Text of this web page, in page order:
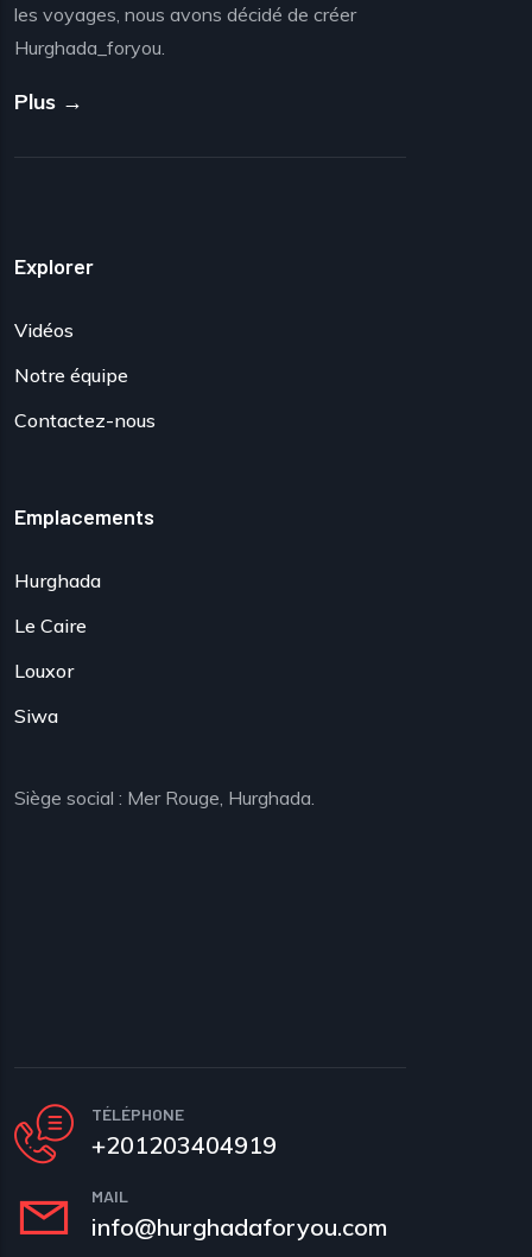
les voyages, nous avons décidé de créer
Hurghada_foryou.
Plus →
Explorer
Vidéos
Notre équipe
Contactez-nous
Emplacements
Hurghada
Le Caire
Louxor
Siwa
Siège social : Mer Rouge, Hurghada.
TÉLÉPHONE
+201203404919
MAIL
info@hurghadaforyou.com